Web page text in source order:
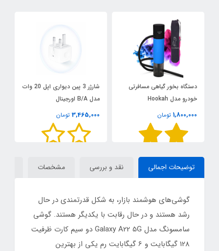
دستگاه بخور گیاهی مسافرتی
خودرو مدل Hookah
1,800,000 تومان
شارژر 3 پین دیواری اپل 20 وات
مدل B/A اورجینال
3,465,000 تومان
توضیحات اجمالی نقد و بررسی مشخصات
گوشی‌‎های هوشمند بازار، به شکل قدرتمندی در حال
رشد هستند و در حال رقابت با یکدیگر هستند. گوشی
سامسونگ مدل Galaxy A22 5G دو سیم کارت ظرفیت
128 گیگابایت و 6 گیگابایت رم یکی از بهترین